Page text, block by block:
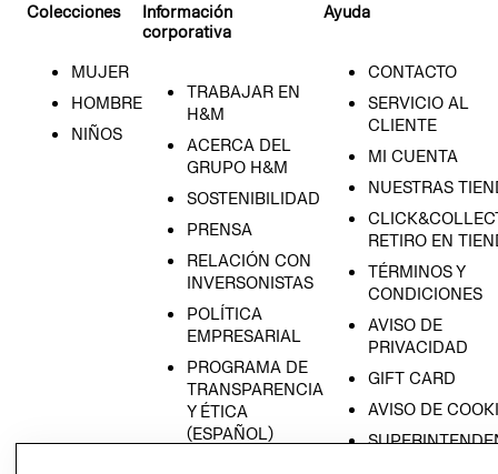
Colecciones
MUJER
HOMBRE
NIÑOS
Información
corporativa
TRABAJAR EN
H&M
ACERCA DEL
GRUPO H&M
SOSTENIBILIDAD
PRENSA
RELACIÓN CON
INVERSONISTAS
POLÍTICA
EMPRESARIAL
PROGRAMA DE
TRANSPARENCIA
Y ÉTICA
(ESPAÑOL)
Ayuda
CONTACTO
SERVICIO AL
CLIENTE
MI CUENTA
NUESTRAS
RETIRO EN
TÉRMINOS Y
CONDICIONES
AVISO DE
PRIVACIDAD
GIFT CARD
AVISO DE